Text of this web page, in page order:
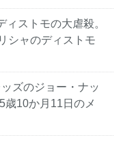
ストモの大虐殺。
シャのディストモ
ズのジョー・ナッ
歳10か月11日のメ